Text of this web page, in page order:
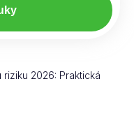
2026: Praktická